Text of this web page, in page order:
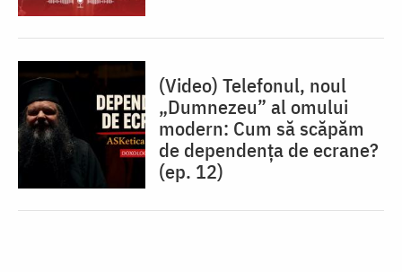
(Video) Telefonul, noul
„Dumnezeu” al omului
modern: Cum să scăpăm
de dependența de ecrane?
(ep. 12)